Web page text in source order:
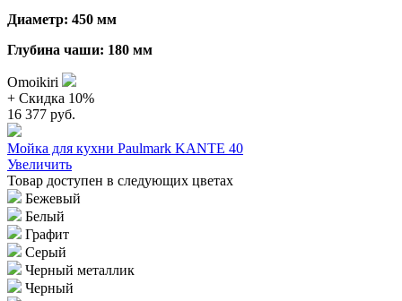
Диаметр: 450 мм
Глубина чаши: 180 мм
Omoikiri
+ Cкидка 10%
16 377 руб.
Мойка для кухни Paulmark KANTE 40
Увеличить
Товар доступен в следующих цветах
Бежевый
Белый
Графит
Серый
Черный металлик
Черный